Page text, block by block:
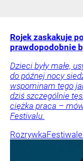
Rojek zaskakuje
prawdopodobnie
Dzieci były małe,
do późnej nocy
wspominam tego
dziś szczególnie
ciężka praca –
Festivalu.
Rozrywka